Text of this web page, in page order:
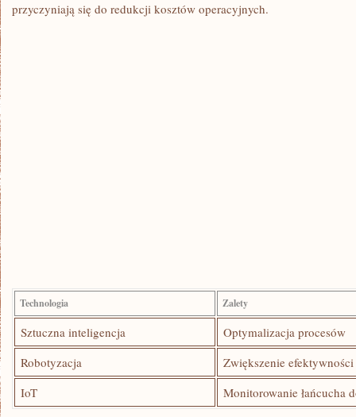
przyczyniają się do redukcji⁤ kosztów operacyjnych.
Technologia Zalety
Sztuczna inteligencja
Optymalizacja procesów
Robotyzacja
Zwiększenie efektywności
IoT
Monitorowanie ‌łańcucha